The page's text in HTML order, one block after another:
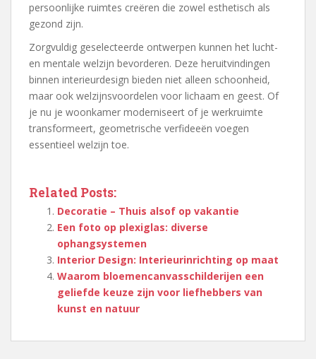
persoonlijke ruimtes creëren die zowel esthetisch als
gezond zijn.
Zorgvuldig geselecteerde ontwerpen kunnen het lucht-
en mentale welzijn bevorderen. Deze heruitvindingen
binnen interieurdesign bieden niet alleen schoonheid,
maar ook welzijnsvoordelen voor lichaam en geest. Of
je nu je woonkamer moderniseert of je werkruimte
transformeert, geometrische verfideeën voegen
essentieel welzijn toe.
Related Posts:
Decoratie – Thuis alsof op vakantie
Een foto op plexiglas: diverse
ophangsystemen
Interior Design: Interieurinrichting op maat
Waarom bloemencanvasschilderijen een
geliefde keuze zijn voor liefhebbers van
kunst en natuur